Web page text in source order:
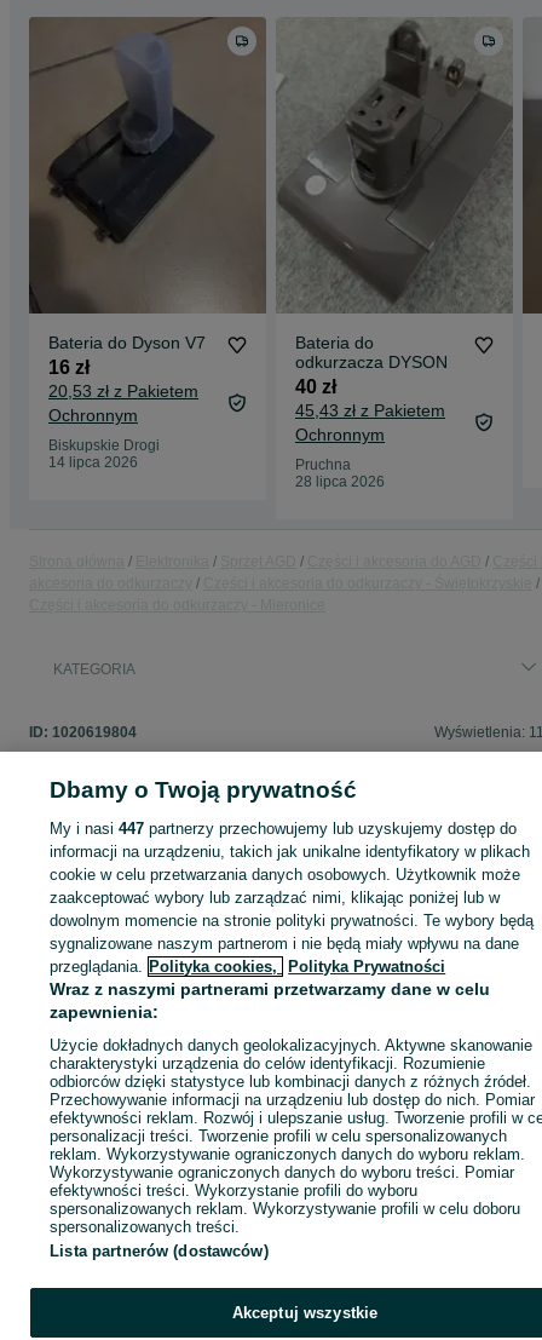
Bateria do Dyson V7
16 zł
20,53 zł z Pakietem
Ochronnym
Biskupskie Drogi
14 lipca 2026
Bateria do
odkurzacza DYSON
40 zł
45,43 zł z Pakietem
Ochronnym
Pruchna
28 lipca 2026
KATEGORIA
ID: 1020619804 Wyświetlenia:
Zaloguj się lub załóż konto na OLX, aby skontaktować się z
sprzedającym
Zaloguj się / Załóż konto
Dbamy o Twoją prywatność
My i nasi447 partnerzy przechowujemy lub uzyskujemy dostęp do
informacji na urządzeniu, takich jak unikalne identyfikatory w plikach
cookie w celu przetwarzania danych osobowych. Użytkownik może
zaakceptować wybory lub zarządzać nimi, klikając poniżej lub w
dowolnym momencie na stronie polityki prywatności. Te wybory będą
sygnalizowane naszym partnerom i nie będą miały wpływu na dane
przeglądania. Polityka cookies, Polityka Prywatności
Wraz z naszymi partnerami przetwarzamy dane w celu
zapewnienia:
Użycie dokładnych danych geolokalizacyjnych. Aktywne skanowanie
charakterystyki urządzenia do celów identyfikacji. Rozumienie
odbiorców dzięki statystyce lub kombinacji danych z różnych źródeł.
Przechowywanie informacji na urządzeniu lub dostęp do nich. Pomiar
efektywności reklam. Rozwój i ulepszanie usług. Tworzenie profili w
personalizacji treści. Tworzenie profili w celu spersonalizowanych
reklam. Wykorzystywanie ograniczonych danych do wyboru reklam.
Wykorzystywanie ograniczonych danych do wyboru treści. Pomiar
efektywności treści. Wykorzystanie profili do wyboru
spersonalizowanych reklam. Wykorzystywanie profili w celu doboru
spersonalizowanych treści.
Lista partnerów (dostawców)
Akceptuj wszystkie